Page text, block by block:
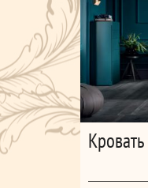
Кровать